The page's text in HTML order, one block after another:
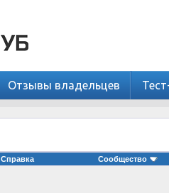
Отзывы владельцев
Справка Сообщество